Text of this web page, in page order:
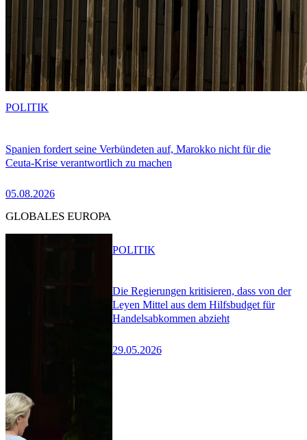
Spanien fordert seine Verbündeten auf, Marokko nicht für die
Ceuta-Krise verantwortlich zu machen
05.08.2026
POLITIK
GLOBALES EUROPA
Die Regierungen kritisieren, dass von der
Leyen Mittel aus dem Hilfsbudget für
Handelsabkommen abzieht
29.05.2026
POLITIK